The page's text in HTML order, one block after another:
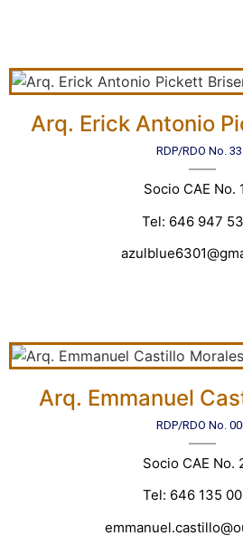
Arq. Erick Antonio
RDP/RDO No.
Socio CAE No.
Tel: 646 947
Arq. Emmanuel
RDP/RDO No.
Socio CAE No.
Tel: 646 135